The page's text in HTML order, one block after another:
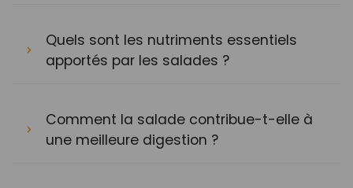
Quels sont les nutriments essentiels
apportés par les salades ?
Comment la salade contribue-t-elle à
une meilleure digestion ?